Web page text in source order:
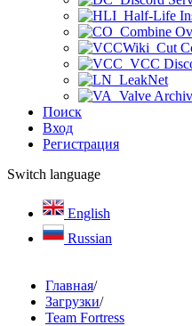
Half-Life
Combine
Cut
VCC
LeakNet
Valve
Поиск
Вход
Регистрация
Switch language
English
Russian
Главная/
Загрузки/
Team Fortress